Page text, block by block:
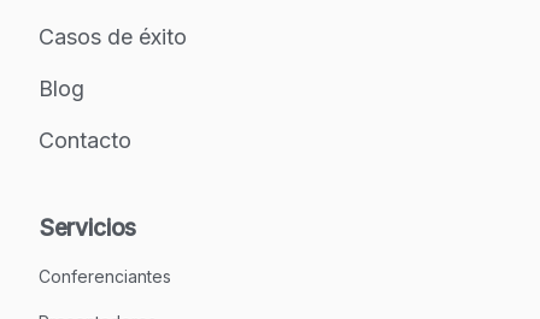
Casos de éxito
Blog
Contacto
Servicios
Conferenciantes